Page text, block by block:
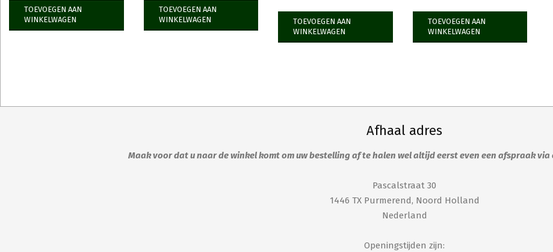
TOEVOEGEN AAN
WINKELWAGEN
TOEVOEGEN AAN
WINKELWAGEN
TOEVOEGEN AAN
WINKELWAGEN
TOEVOEGEN AAN
WINKELWAGEN
Afhaal adres
Maak voor dat u naar de winkel komt om uw bestelling af te halen wel altijd eerst even een afspraak via
Pascalstraat 30
1446 TX Purmerend, Noord Holland
Nederland
Openingstijden zijn: